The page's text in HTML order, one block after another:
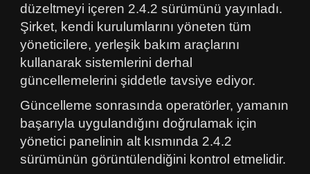
düzeltmeyi içeren 2.4.2 sürümünü yayınladı.
Şirket, kendi kurulumlarını yöneten tüm
yöneticilere, yerleşik bakım araçlarını
kullanarak sistemlerini derhal
güncellemelerini şiddetle tavsiye ediyor.
Güncelleme sonrasında operatörler, yamanın
başarıyla uygulandığını doğrulamak için
yönetici panelinin alt kısmında 2.4.2
sürümünün görüntülendiğini kontrol etmelidir.